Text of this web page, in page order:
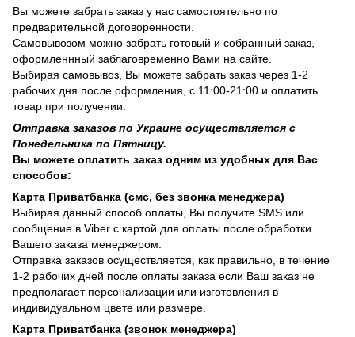
Вы можете забрать заказ у нас самостоятельно по
предварительной договоренности.
Самовывозом можно забрать готовый и собранный заказ,
оформленнный заблаговременно Вами на сайте.
Выбирая самовывоз, Вы можете забрать заказ через 1-2
рабочих дня после оформления, с 11:00-21:00 и оплатить
товар при получении.
Отправка заказов по Украине осуществляется с
Понедельника по Пятницу.
Вы можете оплатить заказ одним из удобных для Вас
способов:
Карта Приватбанка (смс, без звонка менеджера)
Выбирая данный способ оплаты, Вы получите SMS или
сообщение в Viber с картой для оплаты после обработки
Вашего заказа менеджером.
Отправка заказов осуществляется, как правильно, в течение
1-2 рабочих дней после оплаты заказа если Ваш заказ не
предполагает персонализации или изготовления в
индивидуальном цвете или размере.
Карта Приватбанка (звонок менеджера)